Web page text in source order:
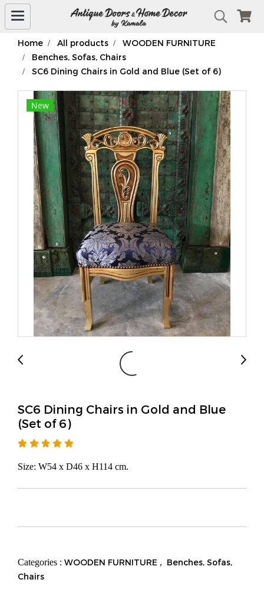
Home All products
WOODEN FURNITURE
Benches, Sofas, Chairs
SC6 Dining Chairs in Gold and Blue (Set of 6)
New
SC6 Dining Chairs in Gold and Blue
(Set of 6)
Size: W54 x D46 x H114 cm.
Categories : WOODEN FURNITURE , Benches, Sofas,
Chairs